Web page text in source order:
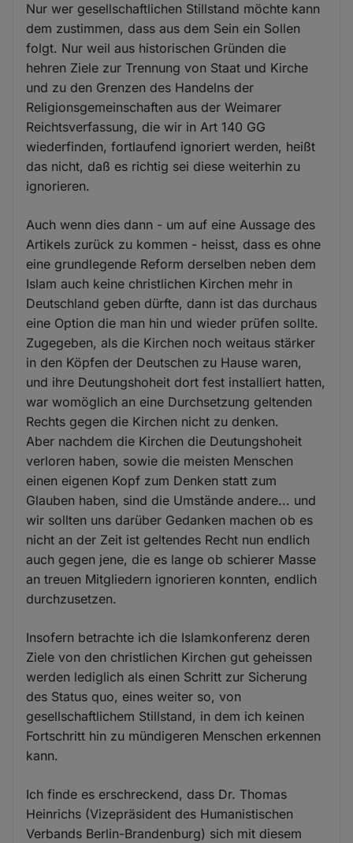
Nur wer gesellschaftlichen Stillstand möchte kann
dem zustimmen, dass aus dem Sein ein Sollen
folgt. Nur weil aus historischen Gründen die
hehren Ziele zur Trennung von Staat und Kirche
und zu den Grenzen des Handelns der
Religionsgemeinschaften aus der Weimarer
Reichtsverfassung, die wir in Art 140 GG
wiederfinden, fortlaufend ignoriert werden, heißt
das nicht, daß es richtig sei diese weiterhin zu
ignorieren.
Auch wenn dies dann - um auf eine Aussage des
Artikels zurück zu kommen - heisst, dass es ohne
eine grundlegende Reform derselben neben dem
Islam auch keine christlichen Kirchen mehr in
Deutschland geben dürfte, dann ist das durchaus
eine Option die man hin und wieder prüfen sollte.
Zugegeben, als die Kirchen noch weitaus stärker
in den Köpfen der Deutschen zu Hause waren,
und ihre Deutungshoheit dort fest installiert hatten,
war womöglich an eine Durchsetzung geltenden
Rechts gegen die Kirchen nicht zu denken.
Aber nachdem die Kirchen die Deutungshoheit
verloren haben, sowie die meisten Menschen
einen eigenen Kopf zum Denken statt zum
Glauben haben, sind die Umstände andere... und
wir sollten uns darüber Gedanken machen ob es
nicht an der Zeit ist geltendes Recht nun endlich
auch gegen jene, die es lange ob schierer Masse
an treuen Mitgliedern ignorieren konnten, endlich
durchzusetzen.
Insofern betrachte ich die Islamkonferenz deren
Ziele von den christlichen Kirchen gut geheissen
werden lediglich als einen Schritt zur Sicherung
des Status quo, eines weiter so, von
gesellschaftlichem Stillstand, in dem ich keinen
Fortschritt hin zu mündigeren Menschen erkennen
kann.
Ich finde es erschreckend, dass Dr. Thomas
Heinrichs (Vizepräsident des Humanistischen
Verbands Berlin-Brandenburg) sich mit diesem